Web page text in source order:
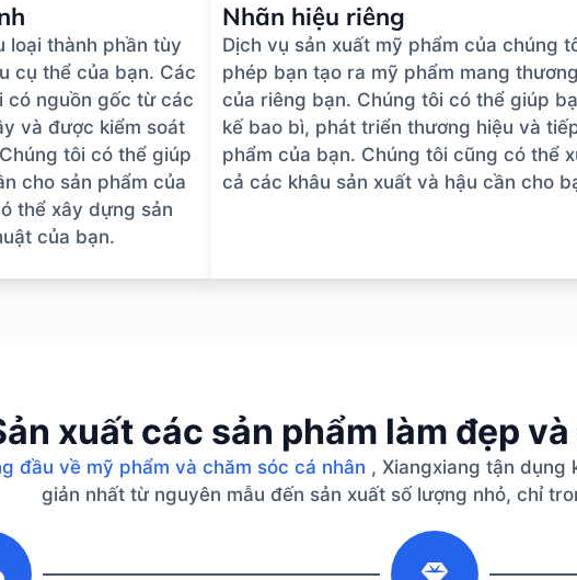
loại thành phần tùy
cụ thể của bạn. Các
có nguồn gốc từ các
và được kiểm soát
tôi có thể giúp
cho sản phẩm của
thể xây dựng sản
của bạn.
Nhãn hiệu riêng
Dịch vụ sản xuất mỹ phẩm của chúng
phép bạn tạo ra mỹ phẩm mang
của riêng bạn. Chúng tôi có thể giúp
kế bao bì, phát triển thương hiệu và
phẩm của bạn. Chúng tôi cũng có thể
cả các khâu sản xuất và hậu cần cho
xuất các sản phẩm làm đẹp
đầu về mỹ phẩm và chăm sóc cá nhân , Xiangxiang tận dụng
giản nhất từ ​​nguyên mẫu đến sản xuất số lượng nhỏ, chỉ